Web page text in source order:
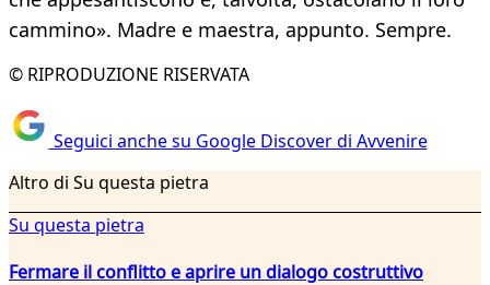
cammino». Madre e maestra, appunto. Sempre.
© RIPRODUZIONE RISERVATA
Seguici anche su Google Discover di Avvenire
Altro di Su questa pietra
Su questa pietra
Fermare il conflitto e aprire un dialogo costruttivo